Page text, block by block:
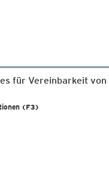
für Vereinbarkeit von
(F3)